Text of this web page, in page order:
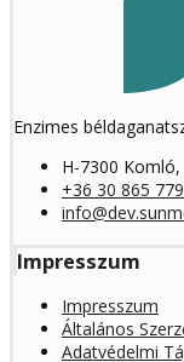
Enzimes
H-7300
+36 30 865
Impresszum
Impresszum
Általános
Adatvédelmi